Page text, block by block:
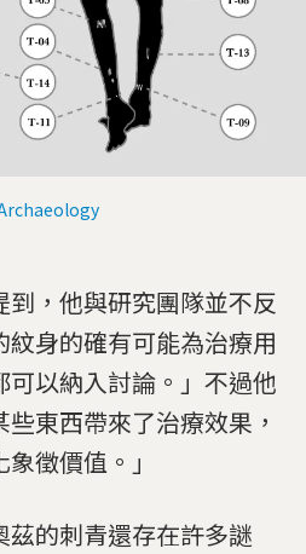
，他與研究團隊並不反
身的確有可能為治療用
以納入討論。」不過他
東西帶來了治療效果，
徵價值。」
的刺青還存在許多謎